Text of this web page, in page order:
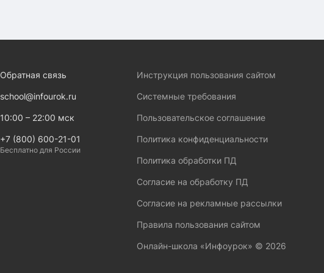
Обратная связь
school@infourok.ru
10:00 – 22:00 мск
+7 (800) 600-21-01
Бесплатно для России
Инструкция пользования сайтом
Системные требования
Пользовательское соглашение
Политика конфиденциальности
Политика обработки ПД
Согласие на обработку ПД
Согласие на рекламные рассылки
Правила пользования сайтом
Онлайн-школа «Инфоурок» © 2026